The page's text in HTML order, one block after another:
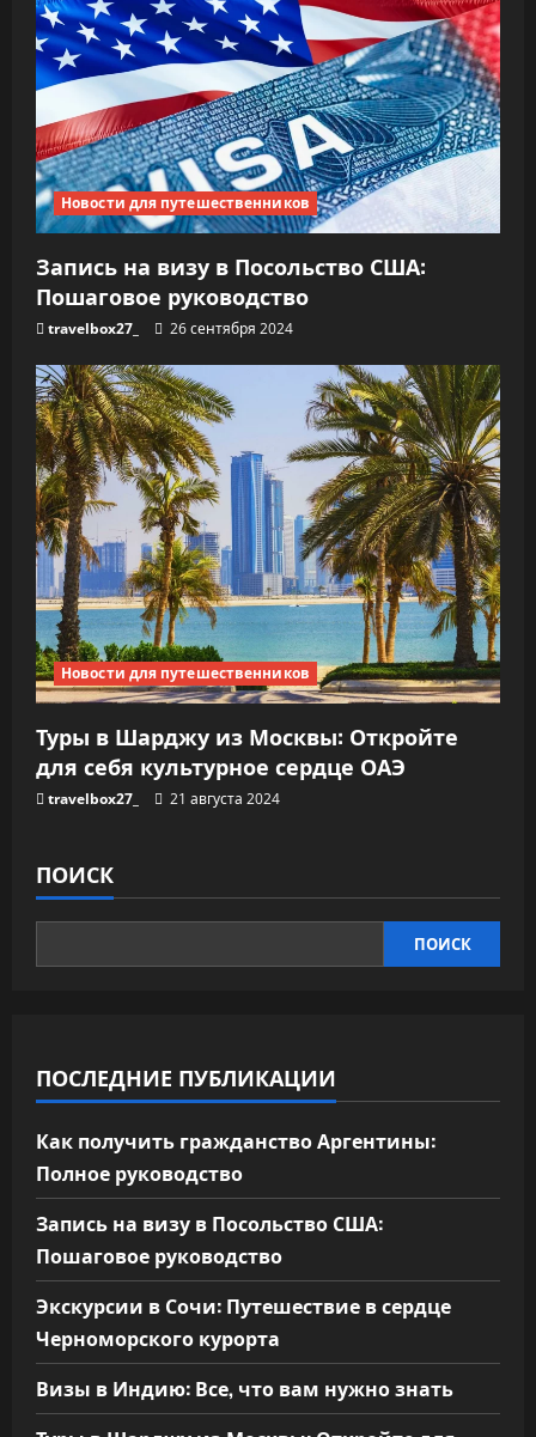
Новости для путешественников
Запись на визу в Посольство США:
Пошаговое руководство
travelbox27_ 26 сентября 2024
Новости для путешественников
Туры в Шарджу из Москвы: Откройте
для себя культурное сердце ОАЭ
travelbox27_ 21 августа 2024
ПОИСК
ПОИСК
ПОСЛЕДНИЕ ПУБЛИКАЦИИ
Как получить гражданство Аргентины:
Полное руководство
Запись на визу в Посольство США:
Пошаговое руководство
Экскурсии в Сочи: Путешествие в сердце
Черноморского курорта
Визы в Индию: Все, что вам нужно знать